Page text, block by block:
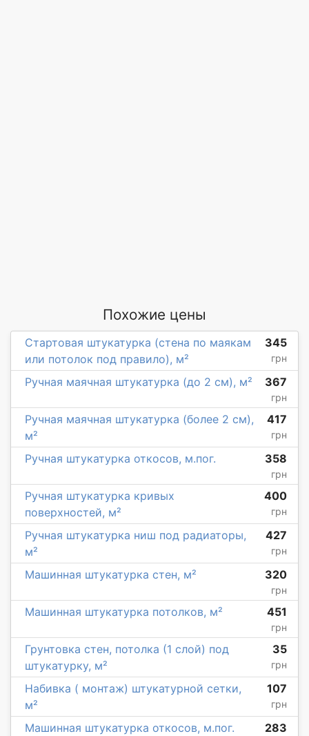
Похожие цены
Стартовая штукатурка (стена по маякам
или потолок под правило), м²
345
грн
Ручная маячная штукатурка (до 2 см), м² 367
грн
Ручная маячная штукатурка (более 2 см),
м²
417
грн
Ручная штукатурка откосов, м.пог. 358
грн
Ручная штукатурка кривых
поверхностей, м²
400
грн
Ручная штукатурка ниш под радиаторы,
м²
427
грн
Машинная штукатурка стен, м² 320
грн
Машинная штукатурка потолков, м² 451
грн
Грунтовка стен, потолка (1 слой) под
штукатурку, м²
35
грн
Набивка ( монтаж) штукатурной сетки,
м²
107
грн
Машинная штукатурка откосов, м.пог. 283